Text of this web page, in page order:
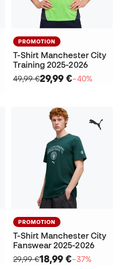
PROMOTION
T-Shirt Manchester City
Training 2025-2026
49,99 €29,99 €−40%
PROMOTION
T-Shirt Manchester City
Fanswear 2025-2026
29,99 €18,99 €−37%